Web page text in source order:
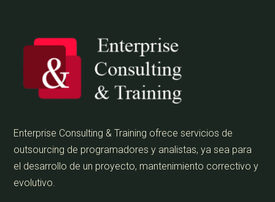
Enterprise Consulting & Training ofrece servicios de
outsourcing de programadores y analistas, ya sea para
el desarrollo de un proyecto, mantenimiento correctivo y
evolutivo.